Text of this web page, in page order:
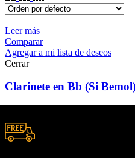
Leer más
Comparar
Agregar a mi lista de deseos
Cerrar
Clarinete en Bb (Si